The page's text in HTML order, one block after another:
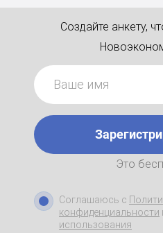
Создайте анкету,
Это
Соглашаюсь с
конфиденциальности
использования